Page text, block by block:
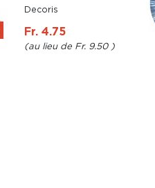
Decoris
Fr. 4.75
Fr. 9.50